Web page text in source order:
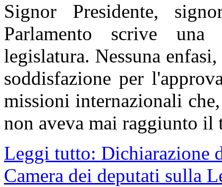
Signor Presidente,
Parlamento scrive
legislatura. Nessuna
soddisfazione per
missioni internazionali
non aveva mai raggiunto il
Leggi tutto: Dichiarazione
Camera dei deputati sulla